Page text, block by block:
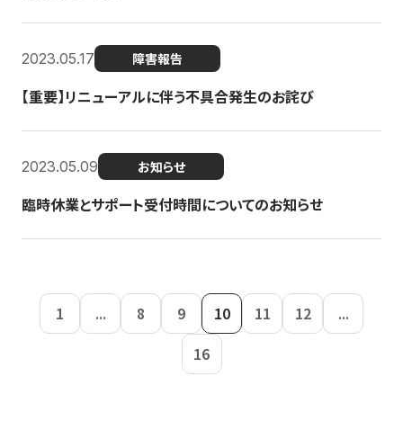
2023.05.17 障害報告
【重要】リニューアルに伴う不具合発生のお詫び
2023.05.09 お知らせ
臨時休業とサポート受付時間についてのお知らせ
1 ... 8 9 10 11 12
...
16